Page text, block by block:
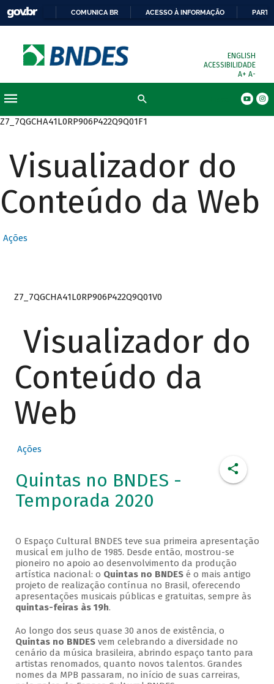
COMUNICA BR ACESSO À INFORMAÇÃO
ENGLISH
ACESSIBILIDADE
A+ A-
Z7_7QGCHA41L0RP906P422Q9Q01F1
Visualizador do
Conteúdo da Web
Ações
Z7_7QGCHA41L0RP906P422Q9Q01V0
Visualizador do
Conteúdo da
Web
Ações
Quintas no BNDES -
Temporada 2020
O Espaço Cultural BNDES teve sua primeira apresentação
musical em julho de 1985. Desde então, mostrou-se
pioneiro no apoio ao desenvolvimento da produção
artística nacional: o Quintas no BNDESé o mais antigo
projeto de realização contínua no Brasil, oferecendo
apresentações musicais públicas e gratuitas, sempre às
quintas-feiras às 19h.
Ao longo dos seus quase 30 anos de existência, o
Quintas no BNDESvem celebrando a diversidade no
cenário da música brasileira, abrindo espaço tanto para
artistas renomados, quanto novos talentos. Grandes
nomes da MPB passaram, no início de suas carreiras,